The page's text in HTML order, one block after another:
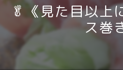
🥬《見た目以上
ス巻